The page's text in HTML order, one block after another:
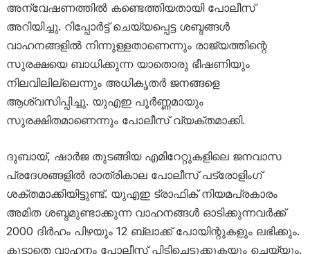
അന്വേഷണത്തിൽ കണ്ടെത്തിയതായി പോലീസ്
അറിയിച്ചു. റിപ്പോർട്ട് ചെയ്യപ്പെട്ട ശബ്ദങ്ങൾ
വാഹനങ്ങളിൽ നിന്നുള്ളതാണെന്നും രാജ്യത്തിന്റെ
സുരക്ഷയെ ബാധിക്കുന്ന യാതൊരു ഭീഷണിയും
നിലവിലില്ലെന്നും അധികൃതർ ജനങ്ങളെ
ആശ്വസിപ്പിച്ചു. യുഎഇ പൂർണ്ണമായും
സുരക്ഷിതമാണെന്നും പോലീസ് വ്യക്തമാക്കി.
ദുബായ്, ഷാർജ തുടങ്ങിയ എമിറേറ്റുകളിലെ ജനവാസ
പ്രദേശങ്ങളിൽ രാത്രികാല പോലീസ് പട്രോളിംഗ്
ശക്തമാക്കിയിട്ടുണ്ട്. യുഎഇ ട്രാഫിക് നിയമപ്രകാരം
അമിത ശബ്ദമുണ്ടാക്കുന്ന വാഹനങ്ങൾ ഓടിക്കുന്നവർക്ക്
2000 ദിർഹം പിഴയും 12 ബ്ലാക്ക് പോയിന്റുകളും ലഭിക്കും.
കൂടാതെ വാഹനം പോലീസ് പിടിച്ചെടുക്കുകയും ചെയ്യും.